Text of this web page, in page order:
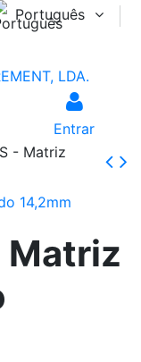
Português
Entrar
- Matriz
Matriz